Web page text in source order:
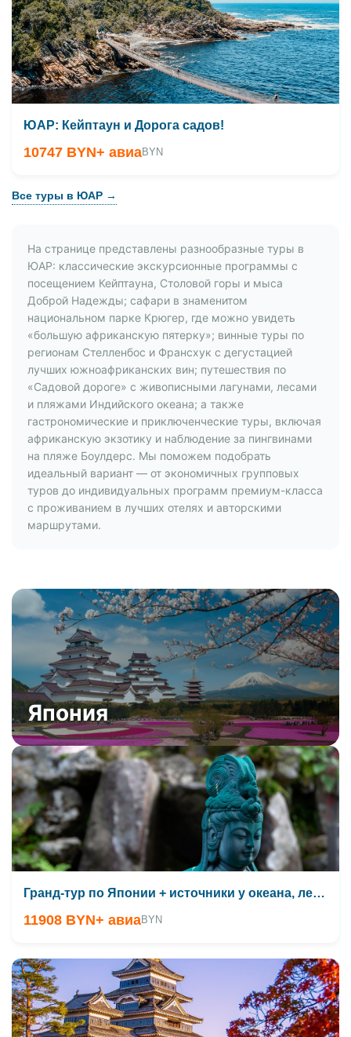
ЮАР: Кейптаун и Дорога садов!
10747 BYN+ авиаBYN
Все туры в ЮАР →
На странице представлены разнообразные туры в
ЮАР: классические экскурсионные программы с
посещением Кейптауна, Столовой горы и мыса
Доброй Надежды; сафари в знаменитом
национальном парке Крюгер, где можно увидеть
«большую африканскую пятерку»; винные туры по
регионам Стелленбос и Франсхук с дегустацией
лучших южноафриканских вин; путешествия по
«Садовой дороге» с живописными лагунами, лесами
и пляжами Индийского океана; а также
гастрономические и приключенческие туры, включая
африканскую экзотику и наблюдение за пингвинами
на пляже Боулдерс. Мы поможем подобрать
идеальный вариант — от экономичных групповых
туров до индивидуальных программ премиум-класса
с проживанием в лучших отелях и авторскими
маршрутами.
Япония
Гранд-тур по Японии + источники у океана, лето 2026
11908 BYN+ авиаBYN